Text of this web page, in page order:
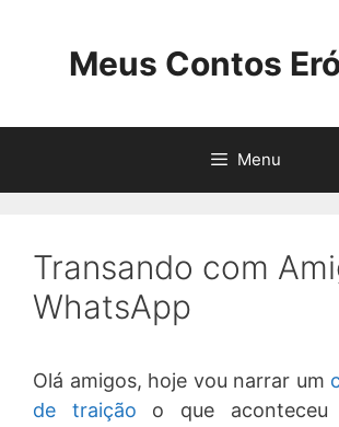
Meus Contos
Menu
Transando com
WhatsApp
Olá amigos, hoje vou narrar um
de traição o que aconteceu